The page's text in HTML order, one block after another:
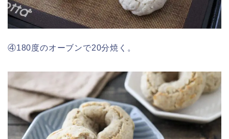
④180度のオーブンで20分焼く。